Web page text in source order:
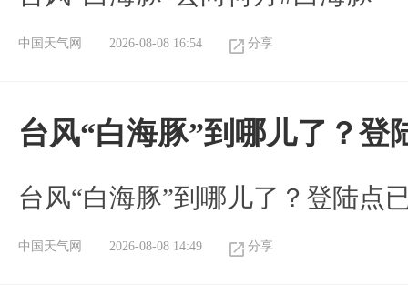
中国天气网 2026-08-08 16:54 分享
台风“白海豚”到哪儿了？登
台风“白海豚”到哪儿了？登陆点
中国天气网 2026-08-08 14:49 分享